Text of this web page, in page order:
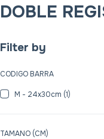
DOBLE
Filter by
CODIGO BARRA
M - 24x30cm (1)
TAMANO (CM)